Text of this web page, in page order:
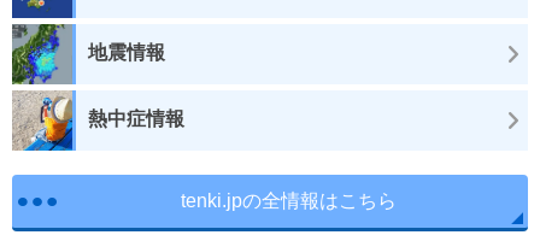
地震情報
熱中症情報
tenki.jpの全情報はこちら